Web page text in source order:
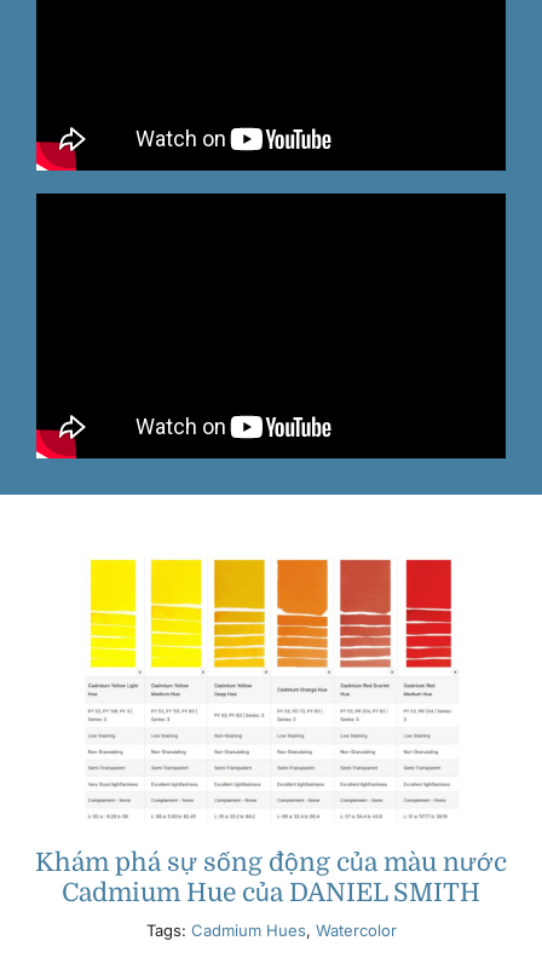
Khám phá sự sống động của màu nước
Cadmium Hue của DANIEL SMITH
Tags: Cadmium Hues, Watercolor